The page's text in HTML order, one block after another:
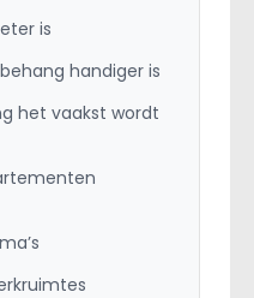
is
handiger is
het vaakst wordt